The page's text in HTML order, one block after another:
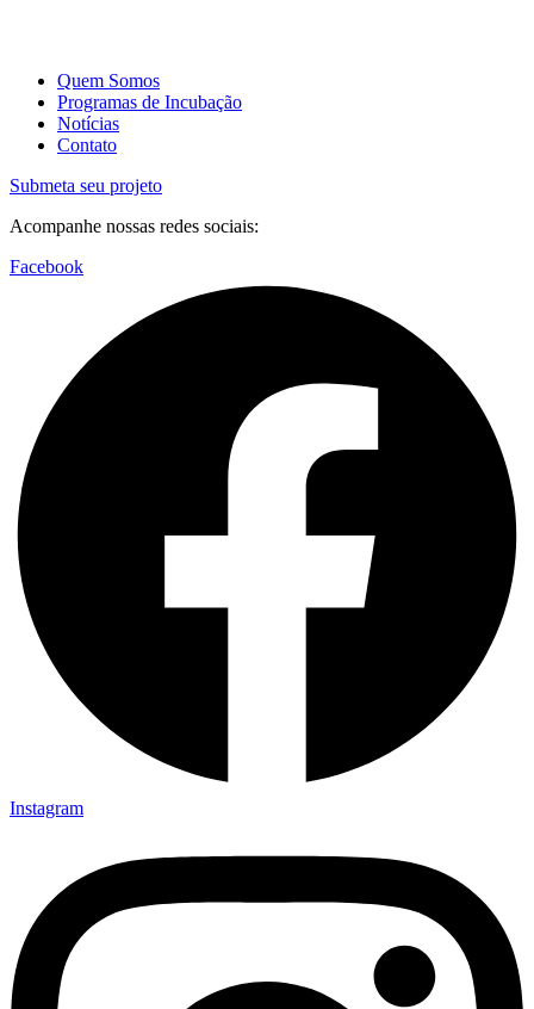
Quem Somos
Programas de Incubação
Notícias
Contato
Submeta seu projeto
Acompanhe nossas redes sociais:
Facebook
Instagram